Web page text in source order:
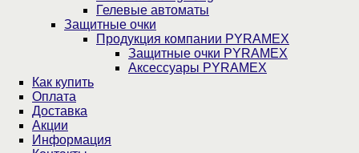
Гелевые автоматы
Защитные очки
Продукция компании PYRAMEX
Защитные очки PYRAMEX
Аксессуары PYRAMEX
Как купить
Оплата
Доставка
Акции
Информация